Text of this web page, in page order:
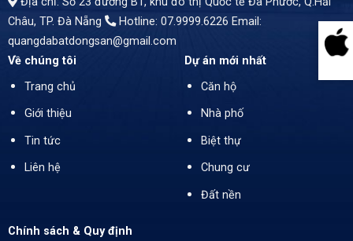
Châu, TP. Đà Nẵng
Hotline: 07.9999.6226 Email:
quangdabatdongsan@gmail.com
Về chúng tôi
Trang chủ
Giới thiệu
Tin tức
Liên hệ
Dự án mới nhất
Căn hộ
Nhà phố
Biệt thự
Chung cư
Đất nền
Chính sách & Quy định